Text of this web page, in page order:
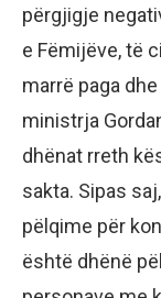
përgjigje
e Fëmijëve, të
marrë paga
ministrja
dhënat rreth
sakta. Sipas
pëlqime për
është dhënë